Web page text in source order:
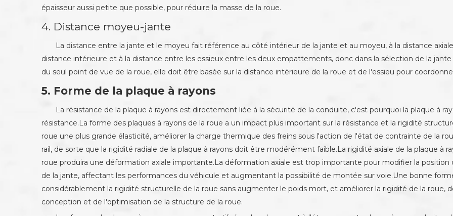
épaisseur aussi petite que possible, pour réduire la masse de la roue.
4. Distance moyeu-jante
La distance entre la jante et le moyeu fait référence au côté intérieur de la jante et au moyeu, à la distance
distance intérieure et à la distance entre les essieux entre les deux empattements, donc dans la sélection de la
du seul point de vue de la roue, elle doit être basée sur la distance intérieure de la roue et de l'essieu pour
5. Forme de la plaque à rayons
La résistance de la plaque à rayons est directement liée à la sécurité de la conduite, c'est pourquoi la plaque à
résistance.La forme des plaques à rayons de la roue a un impact plus important sur la résistance et la rigidité
roue une plus grande élasticité, améliorer la charge thermique des freins sous l'action de l'état de contrainte de la
rail, de sorte que la rigidité radiale de la plaque à rayons doit être modérément faible.La rigidité axiale de la plaque à
roue produira une déformation axiale importante.La déformation axiale est trop importante pour modifier la
de la jante, affectant les performances du véhicule et augmentant la possibilité de montée sur voie.Une bonne
considérablement la rigidité structurelle de la roue sans augmenter le poids mort, et améliorer la rigidité de la roue,
conception et de l'optimisation de la structure de la roue.